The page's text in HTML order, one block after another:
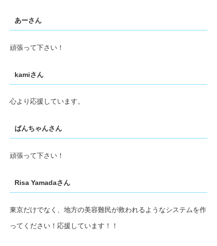
あーさん
頑張って下さい！
kamiさん
心より応援しています。
ばんちゃんさん
頑張って下さい！
Risa Yamadaさん
東京だけでなく、地方の美容難民が救われるようなシステムを作
ってください！応援しています！！